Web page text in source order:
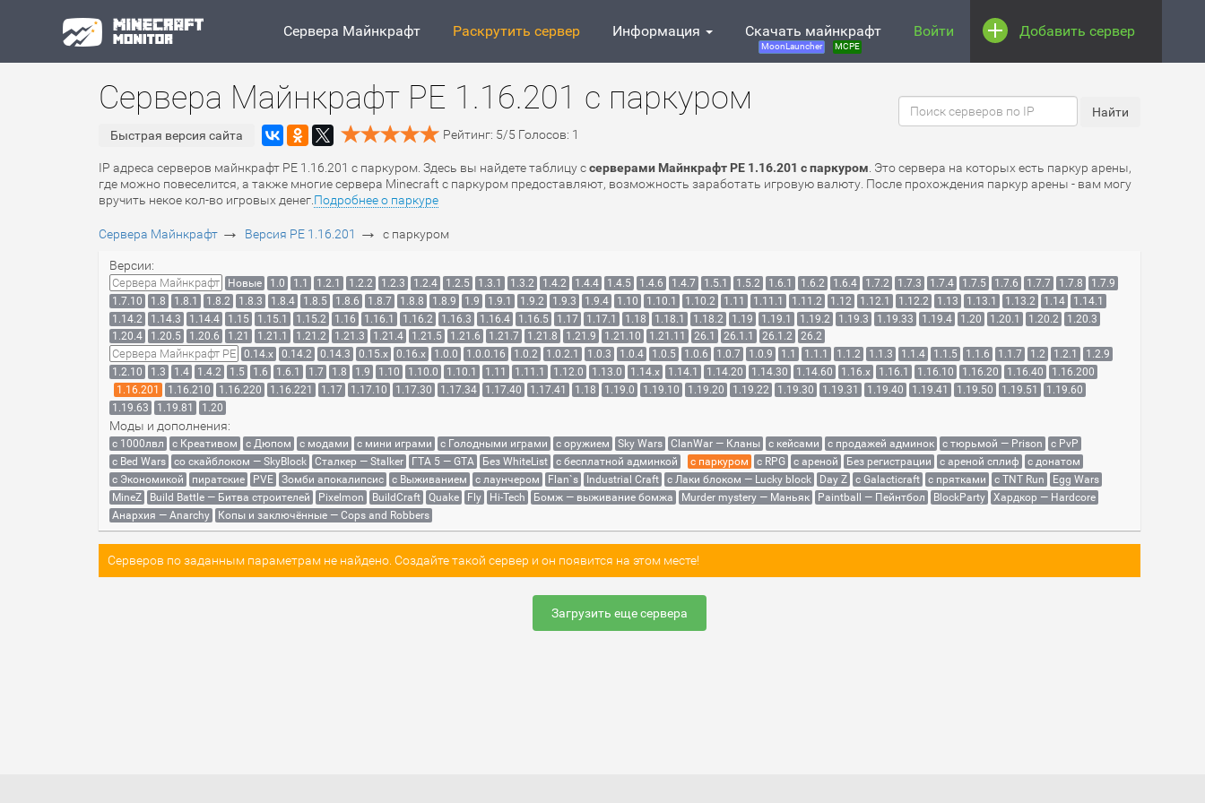
Сервера Майнкрафт Раскрутить сервер Информация Скачать майнкрафт
MoonLauncher MCPE
Войти Добавить сервер
Сервера Майнкрафт PE 1.16.201 с паркуром
Быстрая версия сайта Рейтинг: 5/5 Голосов: 1
IP адреса серверов майнкрафт PE 1.16.201 с паркуром. Здесь вы найдете таблицу ссерверами Майнкрафт PE 1.16.201 с паркуром . Это сервера на которых есть паркур арены,
где можно повеселится, а также многие сервера Minecraft с паркуром предоставляют, возможность заработать игровую валюту. После прохождения паркур арены - вам могу
вручить некое кол-во игровых денег. Подробнее о паркуре
Сервера Майнкрафт → Версия PE 1.16.201 → с паркуром
Версии:
Сервера Майнкрафт Новые 1.0 1.1 1.2.1 1.2.2 1.2.3 1.2.4 1.2.5 1.3.1 1.3.2 1.4.2 1.4.4 1.4.5 1.4.6 1.4.7 1.5.1 1.5.2 1.6.1 1.6.2 1.6.4 1.7.2 1.7.3 1.7.4 1.7.5 1.7.6 1.7.7 1.7.8
1.7.9
1.7.10
1.8 1.8.1 1.8.2 1.8.3 1.8.4 1.8.5 1.8.6 1.8.7 1.8.8 1.8.9 1.9 1.9.1 1.9.2 1.9.3 1.9.4 1.10 1.10.1 1.10.2 1.11 1.11.1 1.11.2 1.12 1.12.1 1.12.2 1.13 1.13.1 1.13.2 1.14
1.14.1
1.14.2
1.14.3 1.14.4 1.15 1.15.1 1.15.2 1.16 1.16.1 1.16.2 1.16.3 1.16.4 1.16.5 1.17 1.17.1 1.18 1.18.1 1.18.2 1.19 1.19.1 1.19.2 1.19.3 1.19.33 1.19.4 1.20 1.20.1 1.20.2
1.20.3
1.20.4
1.20.5 1.20.6 1.21 1.21.1 1.21.2 1.21.3 1.21.4 1.21.5 1.21.6 1.21.7 1.21.8 1.21.9 1.21.10 1.21.11 26.1 26.1.1 26.1.2 26.2
Сервера Майнкрафт PE 0.14.x 0.14.2 0.14.3 0.15.x 0.16.x 1.0.0 1.0.0.16 1.0.2 1.0.2.1 1.0.3 1.0.4 1.0.5 1.0.6 1.0.7 1.0.9 1.1 1.1.1 1.1.2 1.1.3 1.1.4 1.1.5 1.1.6 1.1.7 1.2 1.2.1
1.2.9
1.2.10
1.3 1.4 1.4.2 1.5 1.6 1.6.1 1.7 1.8 1.9 1.10 1.10.0 1.10.1 1.11 1.11.1 1.12.0 1.13.0 1.14.x 1.14.1 1.14.20 1.14.30 1.14.60 1.16.x 1.16.1 1.16.10 1.16.20 1.16.40
1.16.200
1.16.201
1.16.210 1.16.220 1.16.221 1.17 1.17.10 1.17.30 1.17.34 1.17.40 1.17.41 1.18 1.19.0 1.19.10 1.19.20 1.19.22 1.19.30 1.19.31 1.19.40 1.19.41 1.19.50 1.19.51
1.19.60
1.19.63
1.19.81 1.20
Моды и дополнения:
с 1000лвл c Креативом с Дюпом с модами с мини играми с Голодными играми с оружием Sky Wars ClanWar — Кланы с кейсами с продажей админок с тюрьмой — Prison
с PvP
с Bed Wars
со скайблоком — SkyBlock Сталкер — Stalker ГТА 5 — GTA Без WhiteList с бесплатной админкой с паркуром с RPG с ареной Без регистрации с ареной сплиф
с донатом
с Экономикой
пиратские PVE Зомби апокалипсис с Выживанием с лаунчером Flan`s Industrial Craft с Лаки блоком — Lucky block Day Z с Galacticraft с прятками с TNT Run
Egg Wars
MineZ
Build Battle — Битва строителей Pixelmon BuildCraft Quake Fly Hi-Tech Бомж — выживание бомжа Murder mystery — Маньяк Paintball — Пейнтбол BlockParty
Хардкор — Hardcore
Анархия — Anarchy
Копы и заключённые — Cops and Robbers
Серверов по заданным параметрам не найдено. Создайте такой сервер и он появится на этом месте!
Загрузить еще сервера